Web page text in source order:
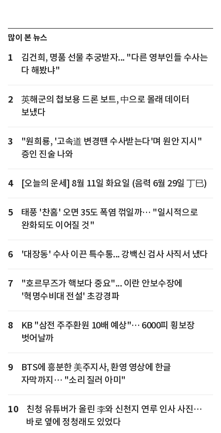
많이 본 뉴스
1
김건희, 명품 선물 추궁받자... "다른 영부인들 수사는
다 해봤냐"
2
英해군의 첩보용 드론 보트, 中으로 몰래 데이터
보냈다
3
"원희룡, '고속道 변경땐 수사받는다'며 원안 지시"
증인 진술 나와
4 [오늘의 운세] 8월 11일 화요일 (음력 6월 29일 丁巳)
5
태풍 '찬홈' 오면 35도 폭염 꺾일까… "일시적으로
완화되도 이어질 것"
6 '대장동' 수사 이끈 특수통... 강백신 검사 사직서 냈다
7
"호르무즈가 핵보다 중요"... 이란 안보수장에
'혁명수비대 전설' 초강경파
8
KB "삼전 주주환원 10배 예상"… 6000피 횡보장
벗어날까
9
BTS에 흥분한 美주지사, 환영 영상에 한글
자막까지… "소리 질러 아미"
10
친청 유튜버가 올린 李와 신천지 연루 인사 사진…
바로 옆에 정청래도 있었다